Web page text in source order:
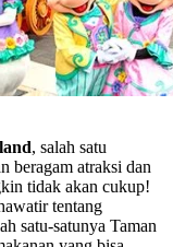
, salah satu
beragam atraksi dan
tidak akan cukup!
tentang
satu-satunya Taman